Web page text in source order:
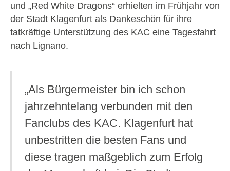
und „Red White Dragons“ erhielten im Frühjahr von
der Stadt Klagenfurt als Dankeschön für ihre
tatkräftige Unterstützung des KAC eine Tagesfahrt
nach Lignano.
„Als Bürgermeister bin ich schon
jahrzehntelang verbunden mit den
Fanclubs des KAC. Klagenfurt hat
unbestritten die besten Fans und
diese tragen maßgeblich zum Erfolg